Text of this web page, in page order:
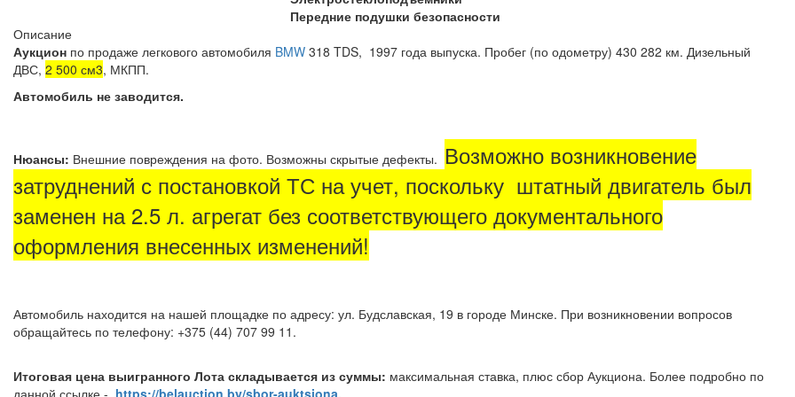
Передние подушки безопасности
Описание
Аукцион по продаже легкового автомобиля BMW 318 TDS, 1997 года выпуска. Пробег (по одометру) 430 282 км. Дизельный
ДВС, 2 500 см3, МКПП.
Автомобиль не заводится.
Нюансы: Внешние повреждения на фото. Возможны скрытые дефекты. Возможно возникновение
затруднений с постановкой ТС на учет, поскольку штатный двигатель был
заменен на 2.5 л. агрегат без соответствующего документального
оформления внесенных изменений!
Автомобиль находится на нашей площадке по адресу: ул. Будславская, 19 в городе Минске. При возникновении вопросов
обращайтесь по телефону: +375 (44) 707 99 11.
Итоговая цена выигранного Лота складывается из суммы: максимальная ставка, плюс сбор Аукциона. Более подробно по
данной ссылке - https://belauction.by/sbor-auktsiona